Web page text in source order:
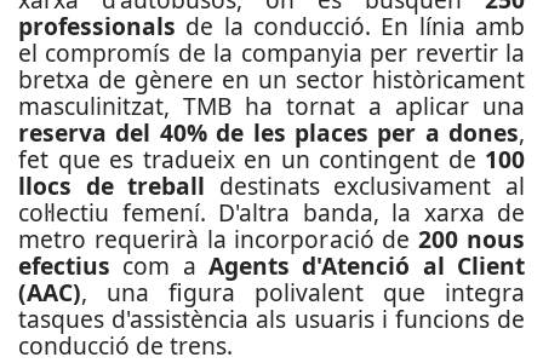
professionals de la conducció. En línia amb
el compromís de la companyia per revertir la
bretxa de gènere en un sector històricament
masculinitzat, TMB ha tornat a aplicar una
reserva del 40% de les places per a dones,
fet que es tradueix en un contingent de 100
llocs de treball destinats exclusivament al
col·lectiu femení. D'altra banda, la xarxa de
metro requerirà la incorporació de200 nous
efectius com aAgents d'Atenció al Client
(AAC), una figura polivalent que integra
tasques d'assistència als usuaris i funcions de
conducció de trens.